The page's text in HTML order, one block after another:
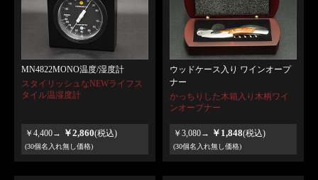
MN4822MONO温度/湿度計
スタイリッシュなNEWライフス
タイル温湿度計
￥4,400→ ￥2,860(税込)
(30個名入れ無し価格)
ウッドケース入り ワインオープ
ナー
かっちりした木箱入り木柄ワイ
ンオープナー
￥3,080→ ￥1,848(税込)
(30個名入れ無し価格)